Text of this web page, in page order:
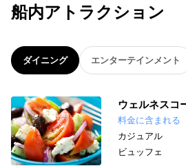
船内アトラクション
ダイニング エンターテインメント
ウェルネスコ
料金に含まれる
カジュアル
ビュッフェ